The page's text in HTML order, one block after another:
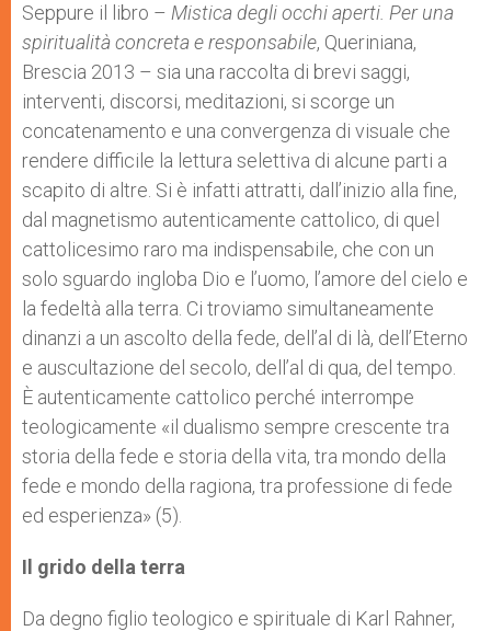
Seppure il libro – Mistica degli occhi aperti. Per una
spiritualità concreta e responsabile, Queriniana,
Brescia 2013 – sia una raccolta di brevi saggi,
interventi, discorsi, meditazioni, si scorge un
concatenamento e una convergenza di visuale che
rendere difficile la lettura selettiva di alcune parti a
scapito di altre. Si è infatti attratti, dall’inizio alla fine,
dal magnetismo autenticamente cattolico, di quel
cattolicesimo raro ma indispensabile, che con un
solo sguardo ingloba Dio e l’uomo, l’amore del cielo e
la fedeltà alla terra. Ci troviamo simultaneamente
dinanzi a un ascolto della fede, dell’al di là, dell’Eterno
e auscultazione del secolo, dell’al di qua, del tempo.
È autenticamente cattolico perché interrompe
teologicamente «il dualismo sempre crescente tra
storia della fede e storia della vita, tra mondo della
fede e mondo della ragiona, tra professione di fede
ed esperienza» (5).
Il grido della terra
Da degno figlio teologico e spirituale di Karl Rahner,